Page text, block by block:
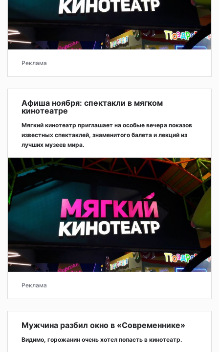
Реклама
Афиша ноября: спектакли в мягком
кинотеатре
Мягкий кинотеатр приглашает на особые вечера показов
известных спектаклей, знаменитого балета и лекций из
лучших музеев мира.
Реклама
Мужчина разбил окно в «Современнике»
Видимо, горожанин очень хотел попасть в кинотеатр.